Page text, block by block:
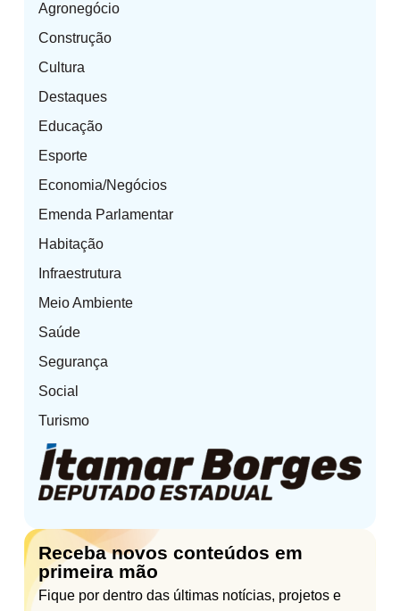
Agronegócio
Construção
Cultura
Destaques
Educação
Esporte
Economia/Negócios
Emenda Parlamentar
Habitação
Infraestrutura
Meio Ambiente
Saúde
Segurança
Social
Turismo
Receba novos conteúdos em
primeira mão
Fique por dentro das últimas notícias, projetos e